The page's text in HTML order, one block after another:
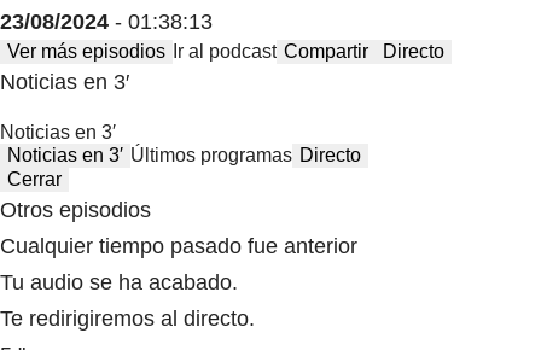
23/08/2024 - 01:38:13
Ver más episodios Ir al podcast Compartir Directo
Noticias en 3′
Noticias en 3′
Noticias en 3′ Últimos programas Directo
Cerrar
Otros episodios
Cualquier tiempo pasado fue anterior
Tu audio se ha acabado.
Te redirigiremos al directo.